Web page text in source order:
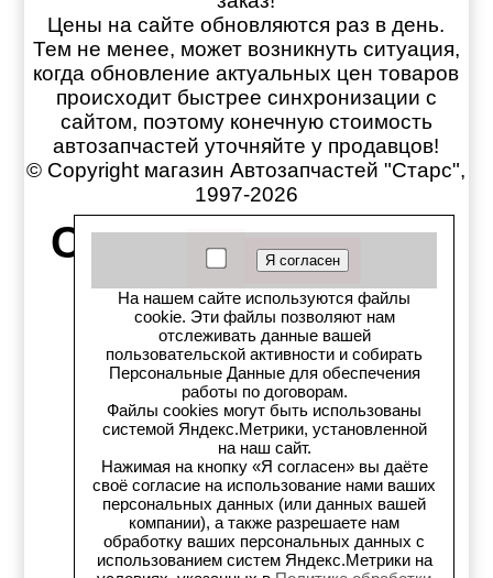
Цены на сайте обновляются раз в день.
Тем не менее, может возникнуть ситуация,
когда обновление актуальных цен товаров
происходит быстрее синхронизации с
сайтом, поэтому конечную стоимость
автозапчастей уточняйте у продавцов!
© Copyright магазин Автозапчастей "Старс",
1997-2026
Старс в соцсетях:
Старс вКонтакте
Старс в YouTube
Телеграм-канал
Старс на Drom.ru
Старс в auto.ru
Старс в картах Яндекс
На нашем сайте используются файлы
cookie. Эти файлы позволяют нам
отслеживать данные вашей
пользовательской активности и собирать
Персональные Данные для обеспечения
работы по договорам.
Файлы cookies могут быть использованы
системой Яндекс.Метрики, установленной
на наш сайт.
Нажимая на кнопку «Я согласен» вы даёте
своё согласие на использование нами ваших
персональных данных (или данных вашей
компании), а также разрешаете нам
обработку ваших персональных данных с
использованием систем Яндекс.Метрики на